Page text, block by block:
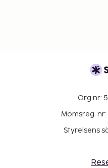
Org nr:
Momsreg. nr:
Styrelsens